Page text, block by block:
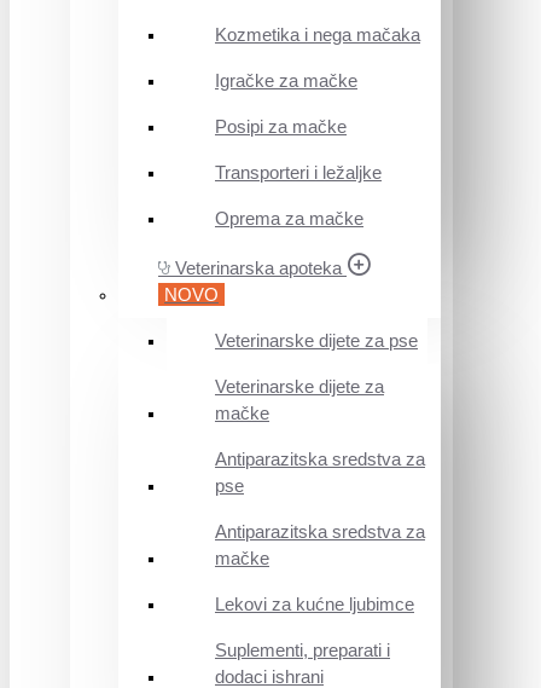
Kozmetika i nega mačaka
Igračke za mačke
Posipi za mačke
Transporteri i ležaljke
Oprema za mačke
Veterinarska apoteka
NOVO
Veterinarske dijete za pse
Veterinarske dijete za
mačke
Antiparazitska sredstva za
pse
Antiparazitska sredstva za
mačke
Lekovi za kućne ljubimce
Suplementi, preparati i
dodaci ishrani